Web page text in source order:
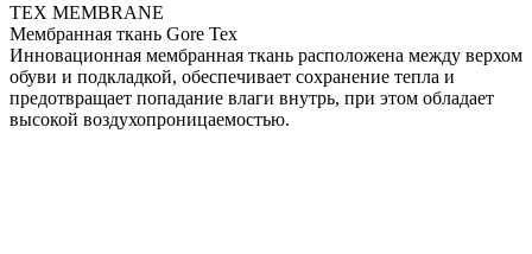
TEX MEMBRANE
Мембранная ткань Gore Tex
Инновационная мембранная ткань расположена между верхом
обуви и подкладкой, обеспечивает сохранение тепла и
предотвращает попадание влаги внутрь, при этом обладает
высокой воздухопроницаемостью.